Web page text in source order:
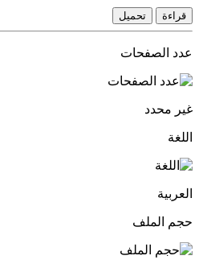
قراءة تحميل
عدد الصفحات
غير محدد
اللغة
العربية
حجم الملف